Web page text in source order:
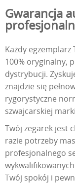
Gwarancja
Każdy
100% oryginalny,
dystrybucji.
znajdzie się
rygorystyczne
szwajcarskiej
Twój zegarek jest
razie potrzeby
profesjonalnego
Twój spokój i